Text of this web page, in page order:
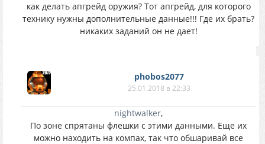
как делать апгрейд оружия? Тот апгрейд, для которого
технику нужны дополнительные данные!!! Где их брать?
никаких заданий он не дает!
phobos2077
25.01.2018 в 22:33
nightwalker,
По зоне спрятаны флешки с этими данными. Еще их
можно находить на компах, так что обшаривай все